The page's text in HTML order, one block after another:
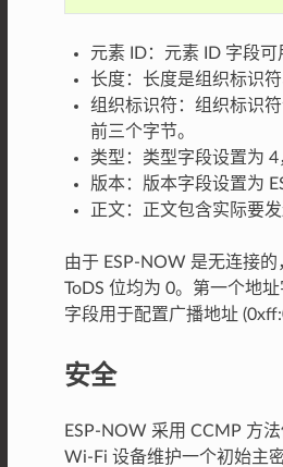
元素 ID：元素 ID 字段可
长度：长度是组织标识
组织标识符：组织标识
前三个字节。
类型：类型字段设置为 4
版本：版本字段设置为
正文：正文包含实际要
由于 ESP-NOW 是无连接
ToDS 位均为 0。第一个地
字段用于配置广播地址
安全
ESP-NOW 采用 CCMP 方
Wi-Fi 设备维护一个初始主